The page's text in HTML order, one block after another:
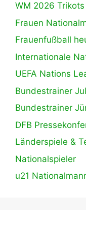
WM 2026 Trikots
Frauen
Frauenfußball
Internationale
UEFA Nations
Bundestrainer
Bundestrainer
DFB
Länderspiele &
Nationalspieler
u21